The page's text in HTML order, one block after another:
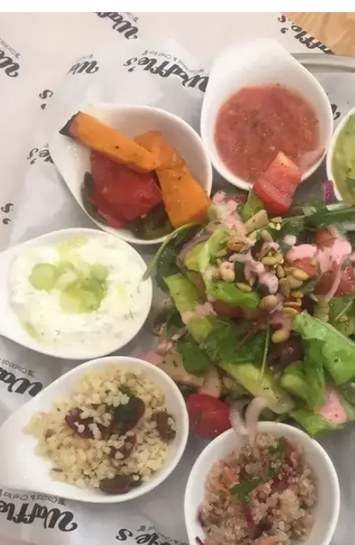
מגוון גבינות ואנטיפסטי (64 שקלים) ועוד.
הצטרפו לוואלה fiber ושדרגו את חווית הגלישה והטלוויזיה
פייבר